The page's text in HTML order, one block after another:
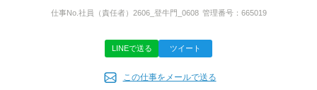
応募後メールとSMSにて面接日程のアンケートをお送りします。
URLからチャットボットを開く
東京都新宿区西新宿７丁目２２‐３３
仕事No. 社員（責任者）2606_登牛門_0608 管理番号： 665019
LINEで送る ツイート
この仕事をメールで送る